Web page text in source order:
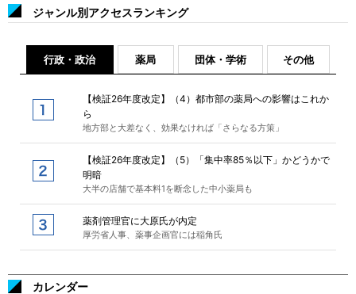
ジャンル別アクセスランキング
行政・政治 薬局 団体・学術 その他
【検証26年度改定】（4）都市部の薬局への影響はこれか
ら
地方部と大差なく、効果なければ「さらなる方策」
【検証26年度改定】（5）「集中率85％以下」かどうかで
明暗
大半の店舗で基本料1を断念した中小薬局も
薬剤管理官に大原氏が内定
厚労省人事、薬事企画官には稲角氏
カレンダー